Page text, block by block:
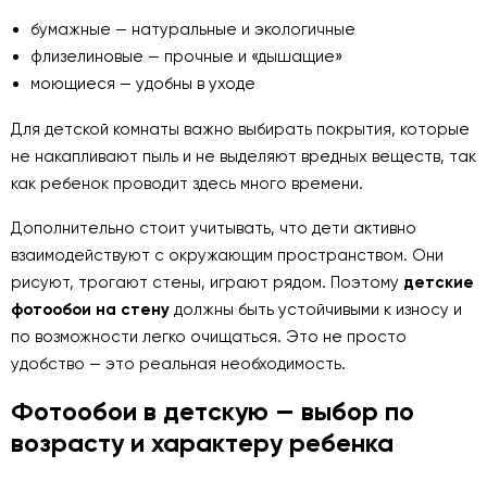
бумажные — натуральные и экологичные
флизелиновые — прочные и «дышащие»
моющиеся — удобны в уходе
Для детской комнаты важно выбирать покрытия, которые
не накапливают пыль и не выделяют вредных веществ, так
как ребенок проводит здесь много времени.
Дополнительно стоит учитывать, что дети активно
взаимодействуют с окружающим пространством. Они
рисуют, трогают стены, играют рядом. Поэтому детские
фотообои на стену должны быть устойчивыми к износу и
по возможности легко очищаться. Это не просто
удобство — это реальная необходимость.
Фотообои в детскую — выбор по
возрасту и характеру ребенка